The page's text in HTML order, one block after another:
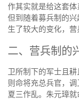
作其实就是给这套体
但到随着募兵制的
生了较大的变化，营
二、营兵制的
卫所制下的军士且
则命将充总兵官，
夏三作乱。朱元璋